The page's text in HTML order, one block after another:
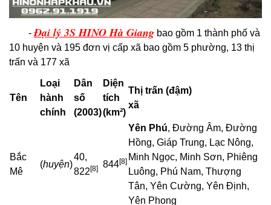
- Đại lý 3S HINO Hà Giang bao gồm 1 thành phố và
10 huyện và 195 đơn vị cấp xã bao gồm 5 phường, 13 thị
trấn và 177 xã
Tên
Loại
hành
chính
Dân
số
(2003)
Diện
tích
(km²)
Thị trấn (đậm)
xã
Bắc
Mê
(huyện)
40,
822[8] 844[8]
Yên Phú, Đường Âm, Đường
Hồng, Giáp Trung, Lạc Nông,
Minh Ngọc, Minh Sơn, Phiêng
Luông, Phú Nam, Thượng
Tân, Yên Cường, Yên Định,
Yên Phong